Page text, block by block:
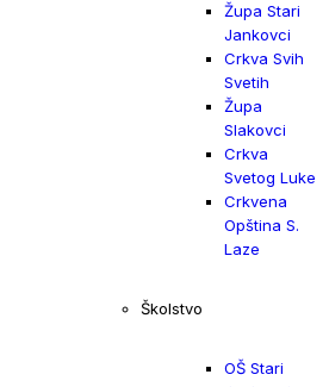
Župa Stari
Jankovci
Crkva Svih
Svetih
Župa
Slakovci
Crkva
Svetog Luke
Crkvena
Opština S.
Laze
Školstvo
OŠ Stari